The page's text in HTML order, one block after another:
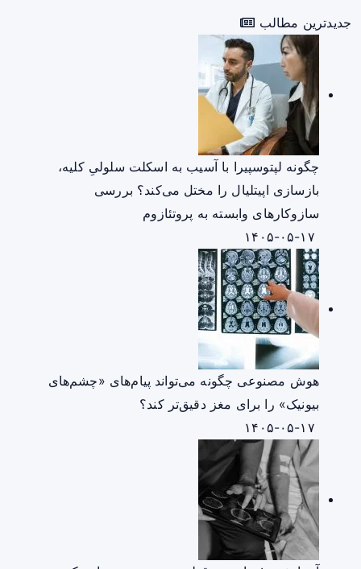
جدیدترین مطالب
چگونه لپتوسپیرا با آسیب به اسکلت سلولیِ کلیه،
بازسازی اپیتلیال را مختل می‌کند؟ بررسی
سازوکارهای وابسته به پروتئازوم
هوش مصنوعی چگونه می‌تواند پیام‌های «چشم‌های
بیونیک» را برای مغز دقیق‌تر کند؟